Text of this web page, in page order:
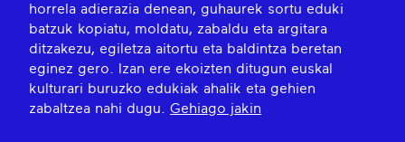
horrela adierazia denean, guhaurek sortu eduki
batzuk kopiatu, moldatu, zabaldu eta argitara
ditzakezu, egiletza aitortu eta baldintza beretan
eginez gero. Izan ere ekoizten ditugun euskal
kulturari buruzko edukiak ahalik eta gehien
zabaltzea nahi dugu. Gehiago jakin